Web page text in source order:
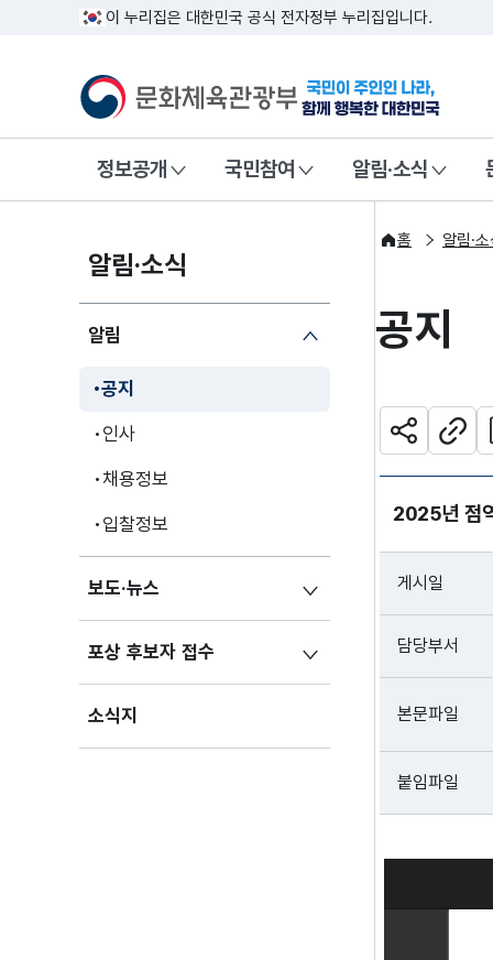
이 누리집은 대한민국 공식 전자정부 누리집입니다.
문화체육관광부국민이 주인
정보공개 국민참여 알림·소식
알림·소식
알림
공지
인사
채용정보
입찰정보
보도·뉴스
포상 후보자 접수
소식지
홈 알림·소
공지
공유하기주소
2025년 점
게시일
담당부서
본문파일
붙임파일